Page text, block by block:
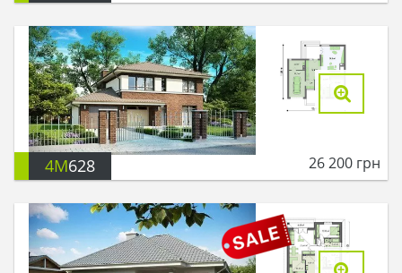
4M628 26 200 грн